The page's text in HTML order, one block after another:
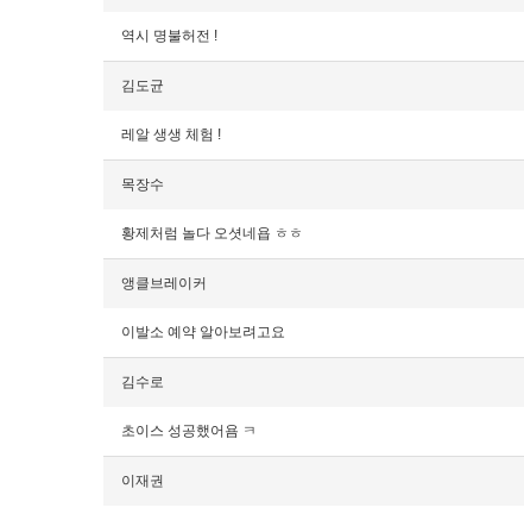
역시 명불허전 !
김도균
레알 생생 체험 !
목장수
황제처럼 놀다 오셧네욥 ㅎㅎ
앵클브레이커
이발소 예약 알아보려고요
김수로
초이스 성공했어욤 ㅋ
이재권